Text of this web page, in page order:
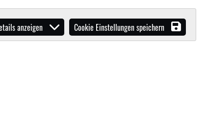
Werden Sie Amewi Händler
Amewi B2B-Shop
Cookie Einstellungen speichern
anzeigen